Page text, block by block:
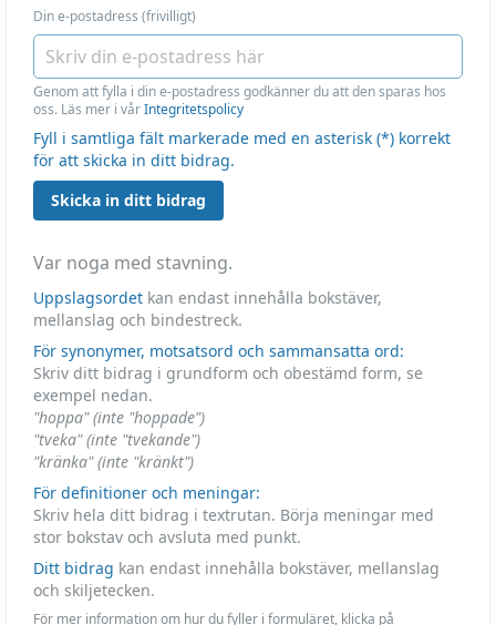
Din e-postadress (frivilligt)
Genom att fylla i din e-postadress godkänner du att den sparas hos
oss. Läs mer i vårIntegritetspolicy
Fyll i samtliga fält markerade med en asterisk (*) korrekt
för att skicka in ditt bidrag.
Skicka in ditt bidrag
Var noga med stavning.
Uppslagsordet kan endast innehålla bokstäver,
mellanslag och bindestreck.
För synonymer, motsatsord och sammansatta ord:
Skriv ditt bidrag i grundform och obestämd form, se
exempel nedan.
"hoppa" (inte "hoppade")
"tveka" (inte "tvekande")
"kränka" (inte "kränkt")
För definitioner och meningar:
Skriv hela ditt bidrag i textrutan. Börja meningar med
stor bokstav och avsluta med punkt.
Ditt bidrag kan endast innehålla bokstäver, mellanslag
och skiljetecken.
För mer information om hur du fyller i formuläret, klicka på